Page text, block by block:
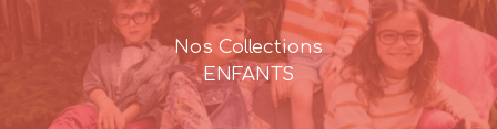
Nos Collections
ENFANTS